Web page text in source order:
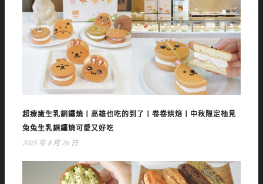
超療癒生乳銅鑼燒丨高雄也吃的到了丨卷卷烘焙丨中秋限定柚見
兔兔生乳銅鑼燒可愛又好吃
2025 年 8 月 26 日